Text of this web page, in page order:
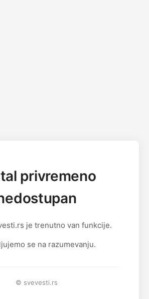
privremeno
je trenutno van funkcije.
se na razumevanju.
© svevesti.rs